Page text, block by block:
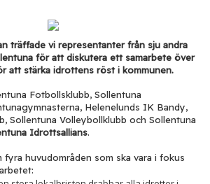
träffade vi representanter från sju andra
för att diskutera ett samarbete över
att stärka idrottens röst i kommunen.
Fotbollsklubb, Sollentuna
Helenelunds IK Bandy,
Sollentuna Volleybollklubb och Sollentuna
Idrottsallians.
fyra huvudområden som ska vara i fokus